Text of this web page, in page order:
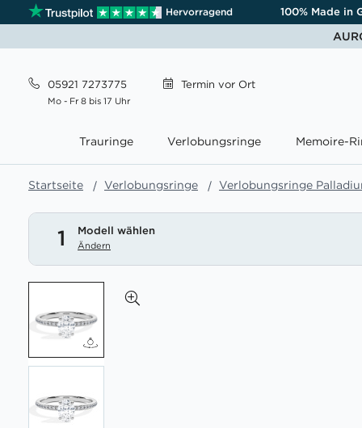
Hervorragend 100% Made in
05921 7273775
Mo - Fr 8 bis 17 Uhr
Termin vor Ort
Trauringe Verlobungsringe Memoire-
Startseite Verlobungsringe Verlobungsringe
1 Modell wählen
Ändern
der
Bildgalerie
springen